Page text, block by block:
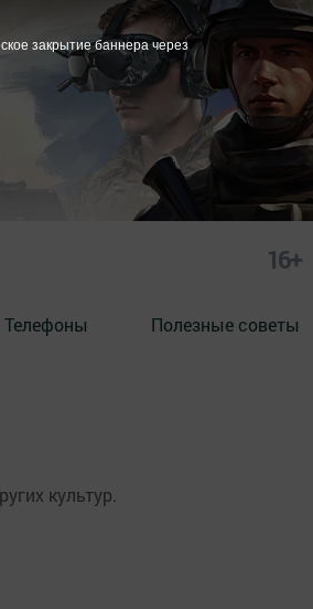
16+
Телефоны Полезные советы
культур.
закрытие баннера через